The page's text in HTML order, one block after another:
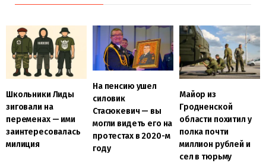
Школьники Лиды
зиговали на
переменах — ими
заинтересовалась
милиция
На пенсию ушел
силовик
Стасюкевич — вы
могли видеть его на
протестах в 2020-м
году
Майор из
Гродненской
области похитил у
полка почти
миллион рублей и
сел в тюрьму